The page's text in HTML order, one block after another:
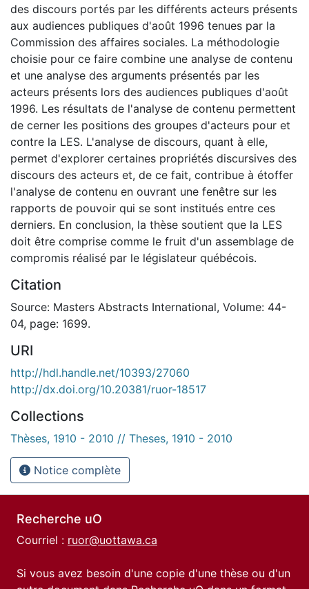
des discours portés par les différents acteurs présents
aux audiences publiques d'août 1996 tenues par la
Commission des affaires sociales. La méthodologie
choisie pour ce faire combine une analyse de contenu
et une analyse des arguments présentés par les
acteurs présents lors des audiences publiques d'août
1996. Les résultats de l'analyse de contenu permettent
de cerner les positions des groupes d'acteurs pour et
contre la LES. L'analyse de discours, quant à elle,
permet d'explorer certaines propriétés discursives des
discours des acteurs et, de ce fait, contribue à étoffer
l'analyse de contenu en ouvrant une fenêtre sur les
rapports de pouvoir qui se sont institués entre ces
derniers. En conclusion, la thèse soutient que la LES
doit être comprise comme le fruit d'un assemblage de
compromis réalisé par le législateur québécois.
Citation
Source: Masters Abstracts International, Volume: 44-
04, page: 1699.
URI
http://hdl.handle.net/10393/27060
http://dx.doi.org/10.20381/ruor-18517
Collections
Thèses, 1910 - 2010 // Theses, 1910 - 2010
Notice complète
Recherche uO
Courriel : ruor@uottawa.ca
Si vous avez besoin d'une copie d'une thèse ou d'un